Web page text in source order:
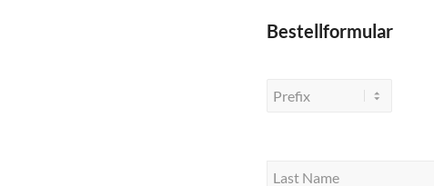
Bestellformular